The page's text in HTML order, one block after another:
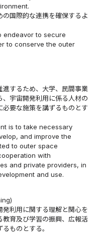
国際的な連携を確保するよ
endeavor to secure
to conserve the outer
進するため、大学、民間事業
宇宙開発利用に係る人材の
要な施策を講ずるものとす
is to take necessary
and improve the
to outer space
with
and private providers, in
and use.
発利用に関する理解と関心を
育及び学習の振興、広報活
ものとする。